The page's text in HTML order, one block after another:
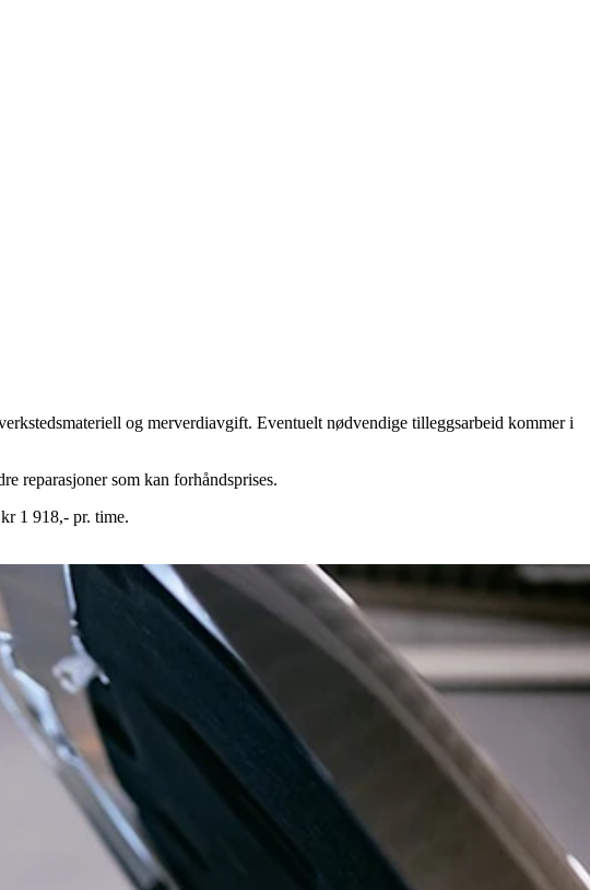
og merverdiavgift. Eventuelt nødvendige tilleggsarbeid kommer i
reparasjoner som kan forhåndsprises.
1 918,- pr. time.